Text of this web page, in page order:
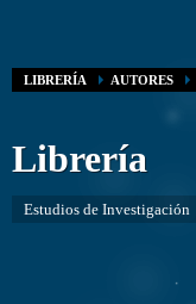
LIBRERÍA AUTORES
Librería
Estudios de Investigación